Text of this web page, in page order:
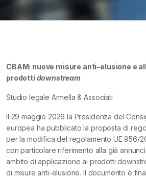
CBAM: nuove misure anti-elusione e
prodotti downstream
Studio legale Armella & Associati
Il 29 maggio 2026 la Presidenza del
europea ha pubblicato la proposta di
per la modifica del regolamento UE 956/
con particolare riferimento alla già
ambito di applicazione ai prodotti
di misure anti-elusione. Il documento è